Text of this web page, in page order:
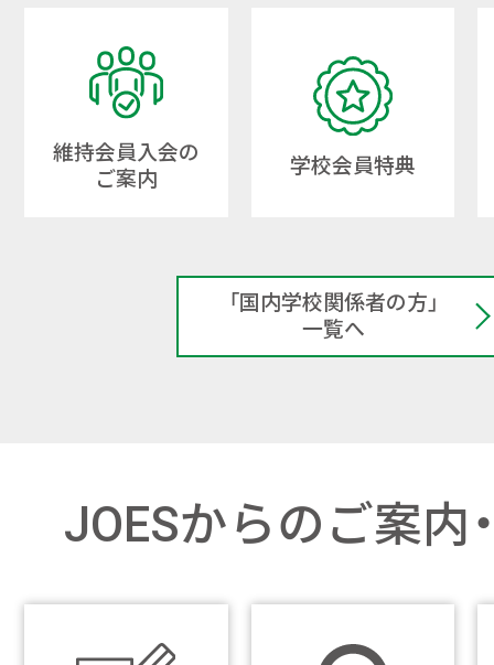
維持会員入会の
ご案内
学校会員特典
「国内学校関係者の方」
一覧へ
JOESからのご案内